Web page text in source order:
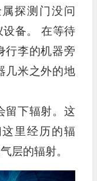
探测门没问
设备。 在等待
行李的机器旁
几米之外的地
留下辐射。这
里经历的辐
层的辐射。